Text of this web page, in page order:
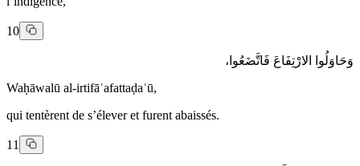
10
وَحَاوَلُوا الارْتِفَاعَ فَاتَّضَعُوا،
Waḥāwalū al-irtifāʿafattaḍaʿū,
qui tentèrent de s’élever et furent abaissés.
11